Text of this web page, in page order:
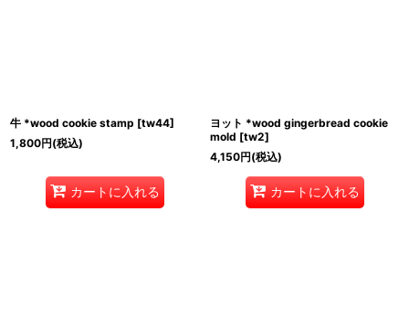
牛 *wood cookie stamp [tw44]
1,800円(税込)
カートに入れる
ヨット *wood gingerbread cookie
mold [tw2]
4,150円(税込)
カートに入れる